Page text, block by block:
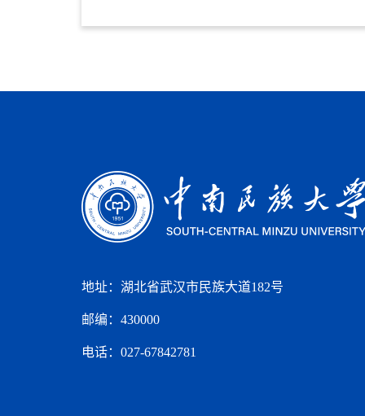
地址：湖北省武汉市民族大道182号
邮编：430000
电话：027-67842781